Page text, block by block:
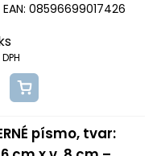
EAN: 08596699017426
písmo, tvar: